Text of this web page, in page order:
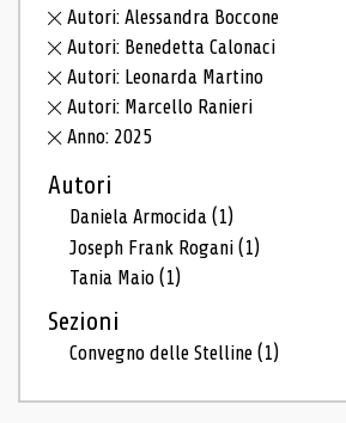
Autori: Alessandra Boccone
Autori: Benedetta Calonaci
Autori: Leonarda Martino
Autori: Marcello Ranieri
Anno: 2025
Autori
Daniela Armocida(1)
Joseph Frank Rogani(1)
Tania Maio(1)
Sezioni
Convegno delle Stelline(1)